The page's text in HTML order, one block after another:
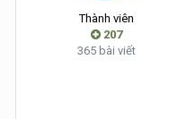
Thành viên
207
365 bài viết